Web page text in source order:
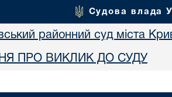
Судова влада
районний суд міста
ПРО ВИКЛИК ДО СУДУ